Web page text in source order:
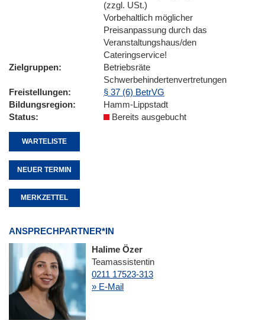
(zzgl. USt.)
Vorbehaltlich möglicher
Preisanpassung durch das
Veranstaltungshaus/den
Cateringservice!
Zielgruppen
Betriebsräte
Schwerbehindertenvertretungen
Freistellungen
§ 37 (6) BetrVG
Bildungsregion
Hamm-Lippstadt
Status
Bereits ausgebucht
WARTELISTE
NEUER TERMIN
MERKZETTEL
ANSPRECHPARTNER*IN
Halime Özer
Teamassistentin
0211 17523-313
» E-Mail